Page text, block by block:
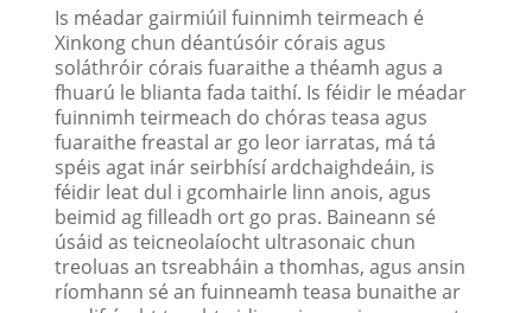
Is méadar gairmiúil fuinnimh teirmeach é
Xinkong chun déantúsóir córais agus
soláthróir córais fuaraithe a théamh agus a
fhuarú le blianta fada taithí. Is féidir le méadar
fuinnimh teirmeach do chóras teasa agus
fuaraithe freastal ar go leor iarratas, má tá
spéis agat inár seirbhísí ardchaighdeáin, is
féidir leat dul i gcomhairle linn anois, agus
beimid ag filleadh ort go pras. Baineann sé
úsáid as teicneolaíocht ultrasonaic chun
treoluas an tsreabháin a thomhas, agus ansin
ríomhann sé an fuinneamh teasa bunaithe ar